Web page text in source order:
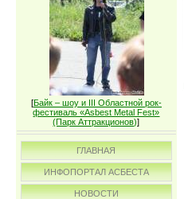
[Байк – шоу и III Областной рок-
фестиваль «Asbest Metal Fest»
(Парк Аттракционов)]
ГЛАВНАЯ
ИНФОПОРТАЛ АСБЕСТА
НОВОСТИ